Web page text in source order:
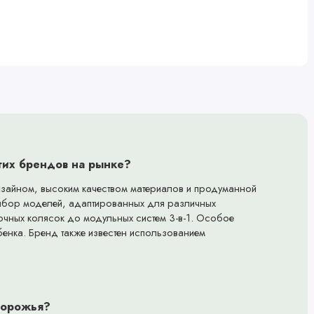
брендов на рынке?
высоким качеством материалов и продуманной
моделей, адаптированных для различных
колясок до модульных систем 3-в-1. Особое
Бренд также известен использованием